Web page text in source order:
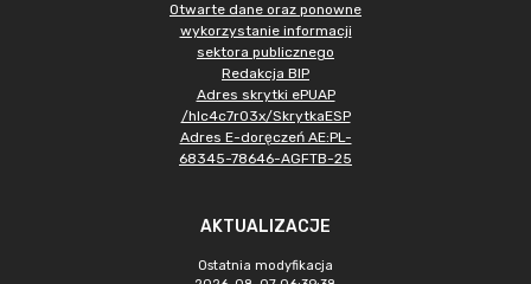
Otwarte dane oraz ponowne
wykorzystanie informacji
sektora publicznego
Redakcja BIP
Adres skrytki ePUAP
/hlc4c7r03x/SkrytkaESP
Adres E-doręczeń AE:PL-
68345-78646-AGFTB-25
AKTUALIZACJE
Ostatnia modyfikacja